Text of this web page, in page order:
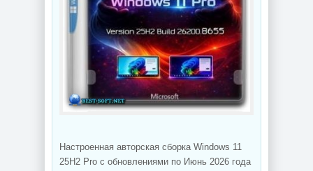
Настроенная авторская сборка Windows 11
25H2 Pro с обновлениями по Июнь 2026 года